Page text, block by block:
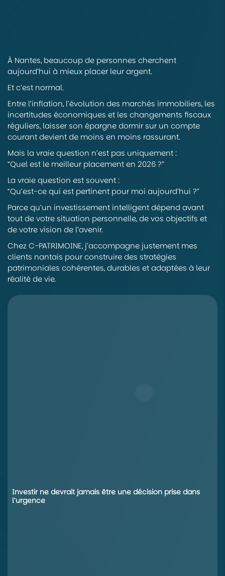
À Nantes, beaucoup de personnes cherchent
aujourd’hui à mieux placer leur argent.
Et c’est normal.
Entre l’inflation, l’évolution des marchés immobiliers, les
incertitudes économiques et les changements fiscaux
réguliers, laisser son épargne dormir sur un compte
courant devient de moins en moins rassurant.
Mais la vraie question n’est pas uniquement :
“Quel est le meilleur placement en 2026 ?”
La vraie question est souvent :
“Qu’est-ce qui est pertinent pour moi aujourd’hui ?”
Parce qu’un investissement intelligent dépend avant
tout de votre situation personnelle, de vos objectifs et
de votre vision de l’avenir.
Chez C-PATRIMOINE, j’accompagne justement mes
clients nantais pour construire des stratégies
patrimoniales cohérentes, durables et adaptées à leur
réalité de vie.
Investir ne devrait jamais être une décision prise dans
l’urgence